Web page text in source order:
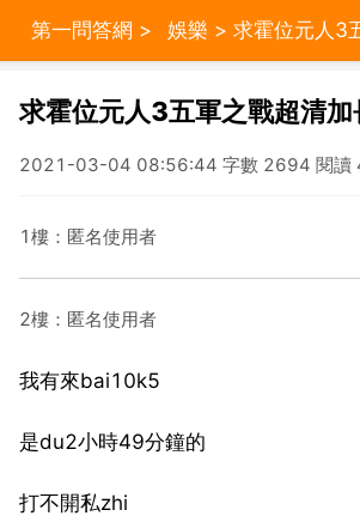
第一問答網 > 娛樂 > 求霍位元人3
求霍位元人3五軍之戰超清加
2021-03-04 08:56:44 字數 2694 閱讀
1樓：匿名使用者
2樓：匿名使用者
我有來bai10k5
是du2小時49分鐘的
打不開私zhi